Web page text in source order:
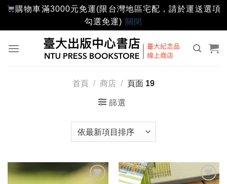
購物車滿3000元免運(限台灣地區宅配，請於運送選項
勾選免運) 關閉
首頁 / 商店 / 頁面 19
篩選